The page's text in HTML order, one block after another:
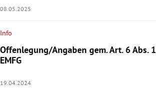
08.05.2025
Info
Offenlegung/Angaben gem. Art. 6 Abs. 1
EMFG
19.04.2024